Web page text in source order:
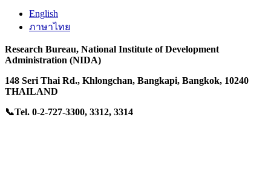
English
ภาษาไทย
Research Bureau, National Institute of Development
Administration (NIDA)
148 Seri Thai Rd., Khlongchan, Bangkapi, Bangkok, 10240
THAILAND
📞Tel. 0-2-727-3300, 3312, 3314